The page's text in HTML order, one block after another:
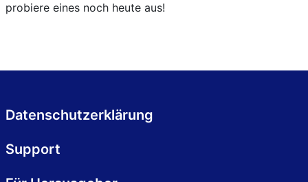
probiere eines noch heute aus!
Datenschutzerklärung
Support